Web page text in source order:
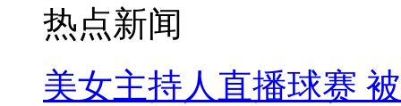
热点新闻
美女主持人直播球赛